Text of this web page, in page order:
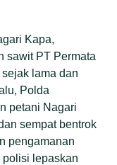
Kapa,
sawit PT Permata
lama dan
Polda
petani Nagari
sempat bentrok
pengamanan
lepaskan